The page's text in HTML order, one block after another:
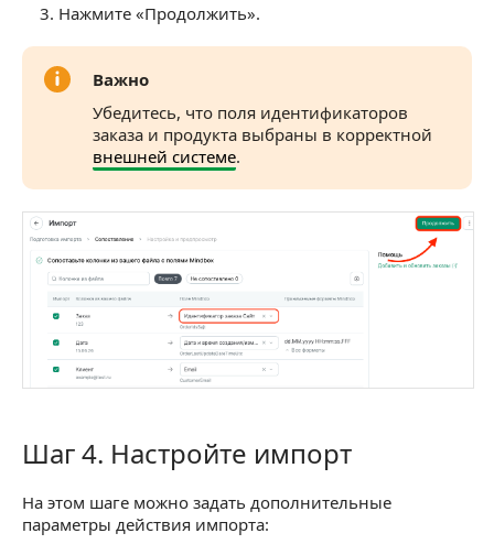
Нажмите «Продолжить».
Важно
Убедитесь, что поля идентификаторов
заказа и продукта выбраны в корректной
внешней системе.
Шаг 4. Настройте импорт
Шаг 4. Настройте импорт
На этом шаге можно задать дополнительные
параметры действия импорта: